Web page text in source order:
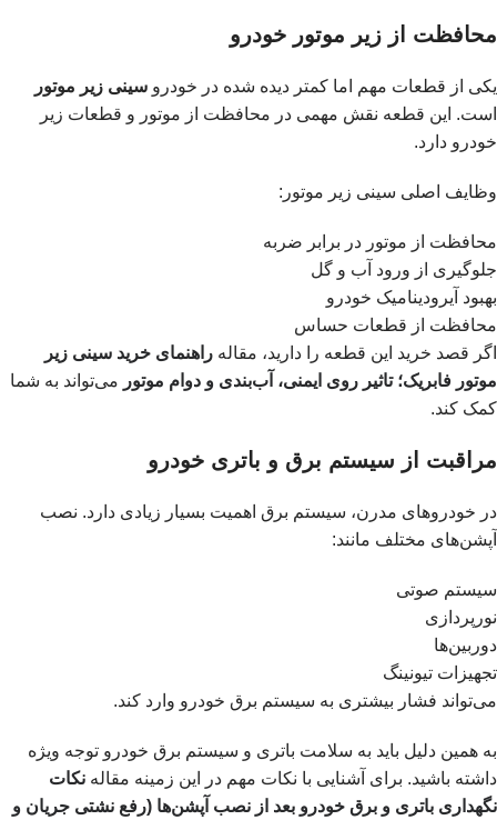
محافظت از زیر موتور خودرو
یکی از قطعات مهم اما کمتر دیده شده در خودرو سینی زیر موتور
است. این قطعه نقش مهمی در محافظت از موتور و قطعات زیر
خودرو دارد.
وظایف اصلی سینی زیر موتور:
محافظت از موتور در برابر ضربه
جلوگیری از ورود آب و گل
بهبود آیرودینامیک خودرو
محافظت از قطعات حساس
اگر قصد خرید این قطعه را دارید، مقاله راهنمای خرید سینی زیر
موتور فابریک؛ تاثیر روی ایمنی، آب‌بندی و دوام موتور می‌تواند به شما
کمک کند.
مراقبت از سیستم برق و باتری خودرو
در خودروهای مدرن، سیستم برق اهمیت بسیار زیادی دارد. نصب
آپشن‌های مختلف مانند:
سیستم صوتی
نورپردازی
دوربین‌ها
تجهیزات تیونینگ
می‌تواند فشار بیشتری به سیستم برق خودرو وارد کند.
به همین دلیل باید به سلامت باتری و سیستم برق خودرو توجه ویژه
داشته باشید. برای آشنایی با نکات مهم در این زمینه مقاله نکات
نگهداری باتری و برق خودرو بعد از نصب آپشن‌ها (رفع نشتی جریان و